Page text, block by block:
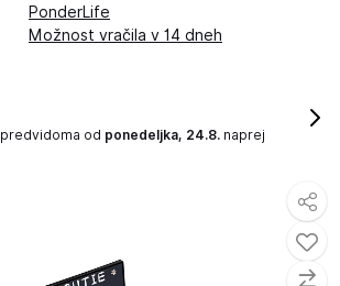
PonderLife
Možnost vračila v 14 dneh
predvidoma od ponedeljka, 24.8. naprej